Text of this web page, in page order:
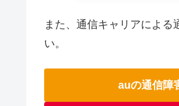
また、通信キャリアによる
い。
auの通信障